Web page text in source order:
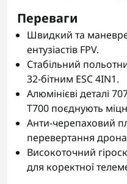
Переваги
Швидкий та
ентузіастів FPV.
Стабільний
32-бітним ESC 4IN1.
Алюмінієві деталі
T700 поєднують
Анти-черепаховий
перевертання
Високоточний
для коректної